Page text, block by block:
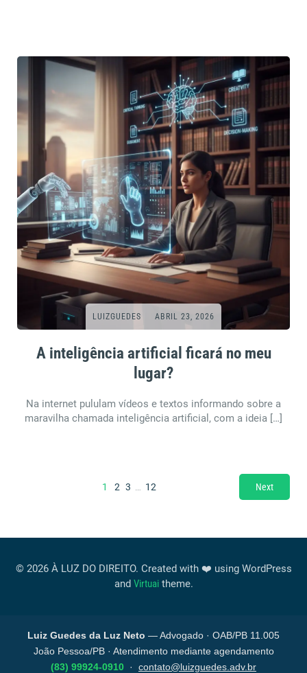
LUIZGUEDES ABRIL 23, 2026
A inteligência artificial ficará no meu
lugar?
Na internet pululam vídeos e textos informando sobre a
maravilha chamada inteligência artificial, com a ideia […]
1 2 3 12 Next
© 2026 À LUZ DO DIREITO. Created with ❤️ using WordPress
and Virtuaitheme.
Luiz Guedes da Luz Neto — Advogado · OAB/PB 11.005
João Pessoa/PB · Atendimento mediante agendamento
(83) 99924-0910 · contato@luizguedes.adv.br